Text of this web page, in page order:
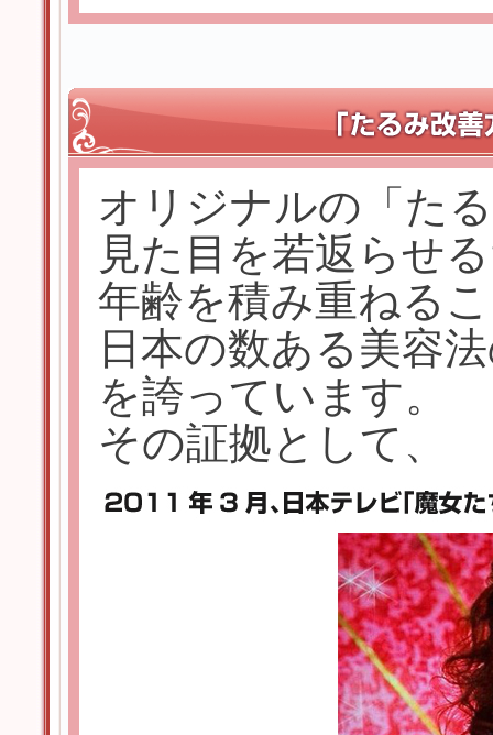
オリジナルの「た
見た目を若返らせ
年齢を積み重ねる
日本の数ある美容
を誇っています。
その証拠として、